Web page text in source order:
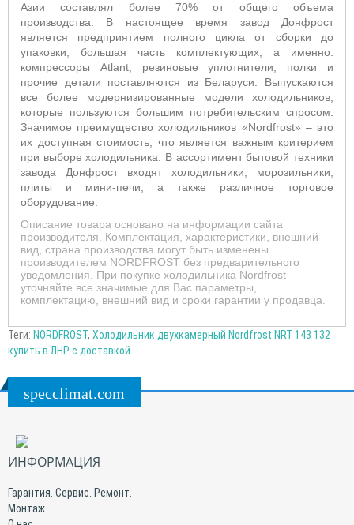
Азии составлял более 70% от общего объема
производства. В настоящее время завод Донфрост
является предприятием полного цикла от сборки до
упаковки, большая часть комплектующих, а именно:
компрессоры Atlant, резиновые уплотнители, полки и
прочие детали поставляются из Беларуси. Выпускаются
все более модернизированные модели холодильников,
которые пользуются большим потребительским спросом.
Значимое преимущество холодильников «Nordfrost» – это
их доступная стоимость, что является важным критерием
при выборе холодильника. В ассортимент бытовой техники
завода Донфрост входят холодильники, морозильники,
плиты и мини-печи, а также различное торговое
оборудование.
Описание товара основано на информации сайта
производителя. Комплектация, характеристики, внешний
вид, страна производства могут быть изменены
производителем NORDFROST без предварительного
уведомления. При покупке холодильника Nordfrost
уточняйте все значимые для Вас параметры,
комплектацию, внешний вид и сроки гарантии у продавца.
Теги: NORDFROST, Холодильник двухкамерный Nordfrost NRT 143 132
купить в ЛНР с доставкой
specclimat.com
ИНФОРМАЦИЯ
Гарантия. Сервис. Ремонт.
Монтаж